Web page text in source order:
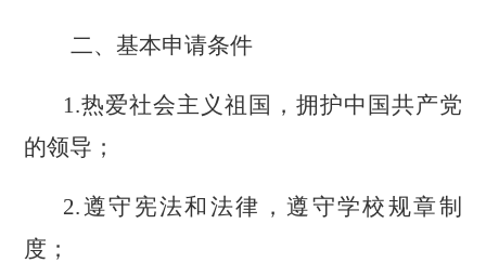
二、基本申请条件
1.热爱社会主义祖国，拥护中国共产党
的领导；
2.遵守宪法和法律，遵守学校规章制
度；